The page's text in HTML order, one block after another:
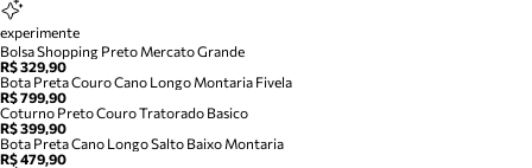
experimente
Bolsa Shopping Preto Mercato Grande
R$ 329,90
Bota Preta Couro Cano Longo Montaria Fivela
R$ 799,90
Coturno Preto Couro Tratorado Basico
R$ 399,90
Bota Preta Cano Longo Salto Baixo Montaria
R$ 479,90